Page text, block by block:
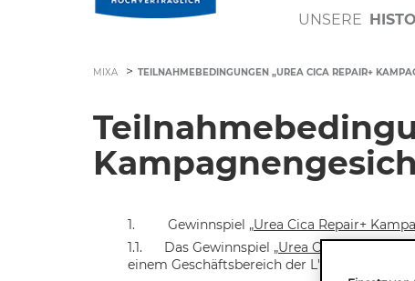
UNSERE
MIXA > TEILNAHMEBEDINGUNGEN „UREA CICA REPAIR+
1. Gewinnspiel „Urea Cica Repair+
1.1. Das Gewinnspiel „Urea Cica Repair+
einem Geschäftsbereich der L'Oréal